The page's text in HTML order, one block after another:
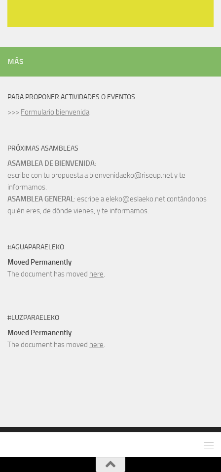
MÁS
PARA PROPONER ACTIVIDADES O EVENTOS
>>> Formulario bienvenida
PRÓXIMAS ASAMBLEAS
ASAMBLEA DE BIENVENIDA:
escribe con tu propuesta a bienvenidaeko@riseup.net y te
informamos.
ASAMBLEA GENERAL: escribe a eleko@eslaeko.net contándonos
quién eres, de dónde vienes, y te informamos.
#AGUAPARAELEKO
Moved Permanently
The document has moved here.
#LUZPARAELEKO
Moved Permanently
The document has moved here.